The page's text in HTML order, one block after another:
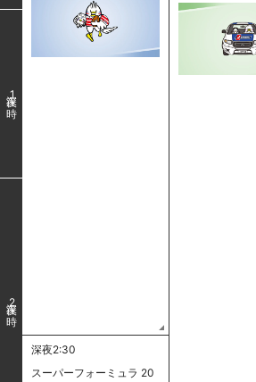
1
2
深夜2:30
スーパーフォーミュラ 20